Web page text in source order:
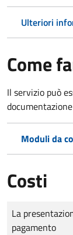
Ulteriori
Come
Il servizio può
Moduli da
Costi
Tipo di
Importo
La
pagamento